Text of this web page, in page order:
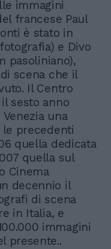
immagini
francese Paul
è stato in
e Divo
pasoliniano),
scena che il
Il Centro
sesto anno
una
precedenti
quella dedicata
quella sul
Cinema
decennio il
di scena
in Italia, e
immagini
presente..